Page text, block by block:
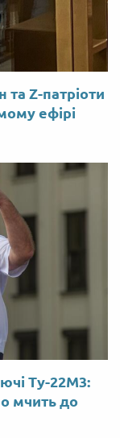
та Z-патріоти
ефірі
Ту-22М3:
мчить до